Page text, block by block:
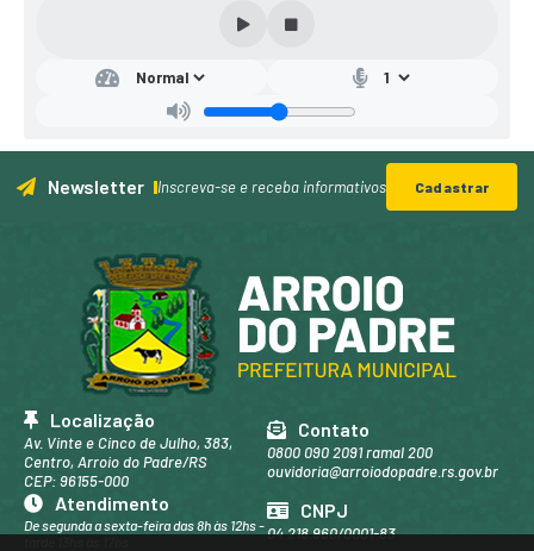
Newsletter Inscreva-se e receba informativos Cadastrar
Localização
Av. Vinte e Cinco de Julho, 383,
Centro, Arroio do Padre/RS
CEP: 96155-000
Contato
0800 090 2091 ramal 200
ouvidoria@arroiodopadre.rs.gov.br
Atendimento
De segunda a sexta-feira das 8h às 12hs -
CNPJ
04.218.960/0001-83